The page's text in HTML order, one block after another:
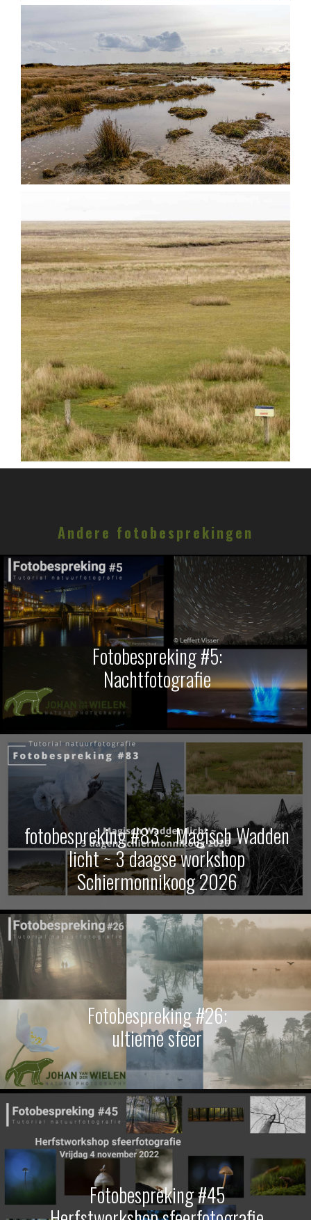
Andere fotobesprekingen
Fotobespreking #5:
Nachtfotografie
fotobespreking #83 ~ Magisch Wadden
licht ~ 3 daagse workshop
Schiermonnikoog 2026
Fotobespreking #26:
ultieme sfeer
Fotobespreking #45